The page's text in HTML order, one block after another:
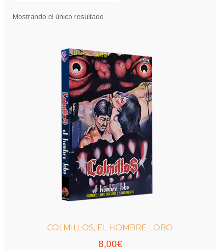
Mostrando el único resultado
COLMILLOS, EL HOMBRE LOBO
8,00€